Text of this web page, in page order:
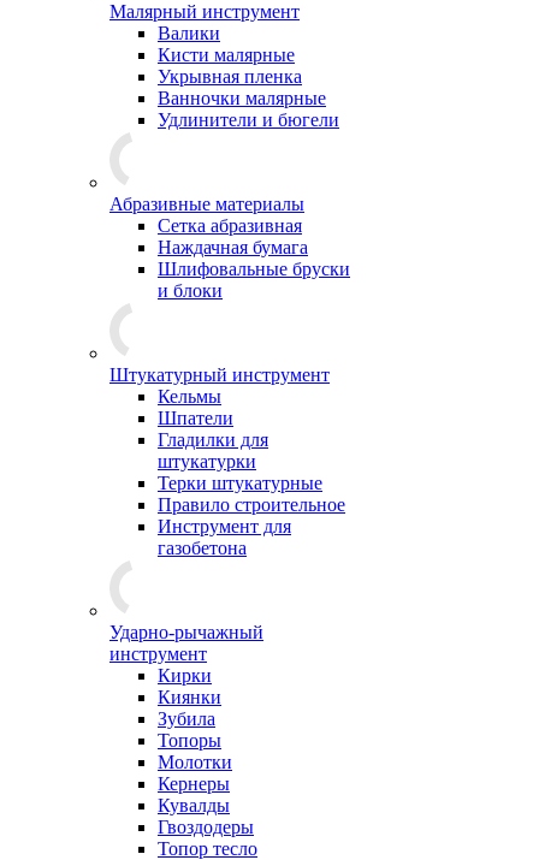
Малярный инструмент
Валики
Кисти малярные
Укрывная пленка
Ванночки малярные
Удлинители и бюгели
Абразивные материалы
Сетка абразивная
Наждачная бумага
Шлифовальные бруски
и блоки
Штукатурный инструмент
Кельмы
Шпатели
Гладилки для
штукатурки
Терки штукатурные
Правило строительное
Инструмент для
газобетона
Ударно-рычажный
инструмент
Кирки
Киянки
Зубила
Топоры
Молотки
Кернеры
Кувалды
Гвоздодеры
Топор тесло